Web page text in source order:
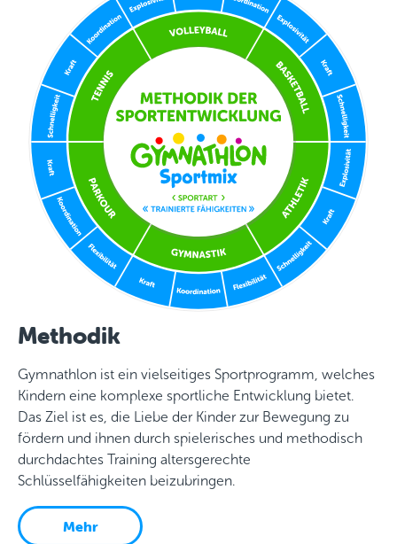
Methodik
Gymnathlon ist ein vielseitiges Sportprogramm, welches
Kindern eine komplexe sportliche Entwicklung bietet.
Das Ziel ist es, die Liebe der Kinder zur Bewegung zu
fördern und ihnen durch spielerisches und methodisch
durchdachtes Training altersgerechte
Schlüsselfähigkeiten beizubringen.
Mehr